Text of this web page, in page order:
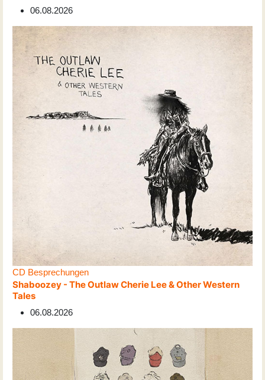
06.08.2026
CD Besprechungen
Shaboozey - The Outlaw Cherie Lee & Other Western
Tales
06.08.2026